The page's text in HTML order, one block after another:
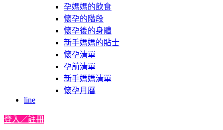
孕媽媽的飲食
懷孕的階段
懷孕後的身體
新手媽媽的貼士
懷孕清單
孕前清單
新手媽媽清單
懷孕月曆
line
登入／註冊